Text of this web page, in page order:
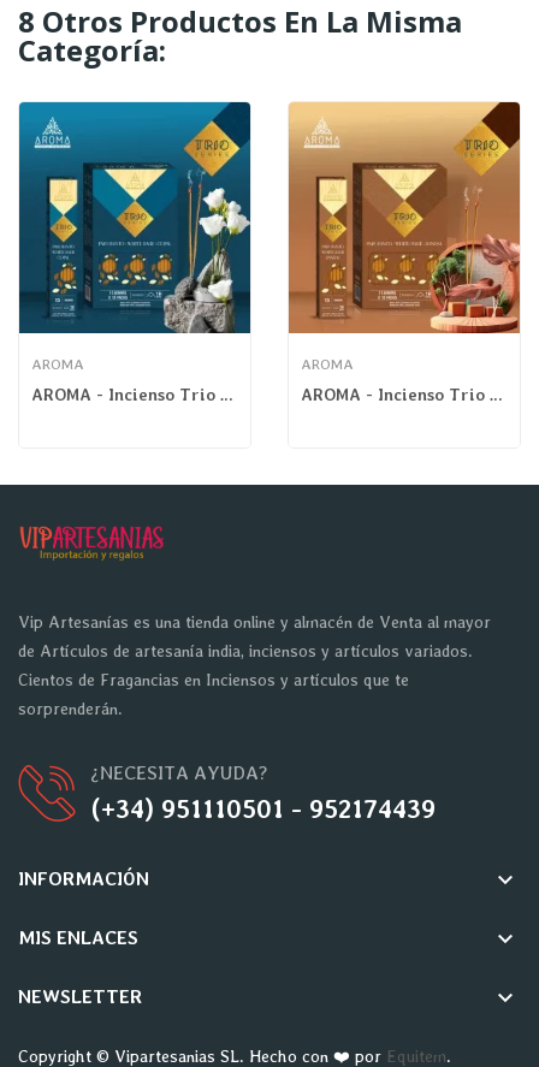
8 Otros Productos En La Misma
Categoría:
AROMA
AROMA - Incienso Trio Copal
AROMA
AROMA - Incienso Trio Sándalo
Vip Artesanías es una tienda online y almacén de Venta al mayor
de Artículos de artesanía india, inciensos y artículos variados.
Cientos de Fragancias en Inciensos y artículos que te
sorprenderán.
¿NECESITA AYUDA?
(+34) 951110501 - 952174439
INFORMACIÓN keyboard_arrow_down
MIS ENLACES keyboard_arrow_down
NEWSLETTER keyboard_arrow_down
Copyright © Vipartesanias SL. Hecho con ❤️ por Equitem.